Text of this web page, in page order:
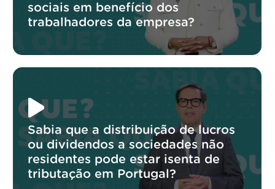
sociais em benefício dos
trabalhadores da empresa?
Sabia que a distribuição de lucros
ou dividendos a sociedades não
residentes pode estar isenta de
tributação em Portugal?